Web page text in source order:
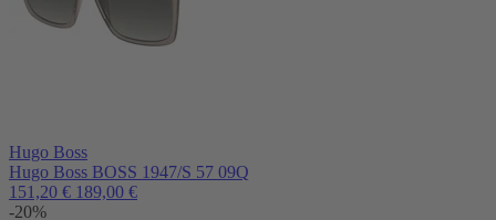
Hugo Boss
Hugo Boss BOSS 1947/S 57 09Q
151,20 € 189,00 €
-20%